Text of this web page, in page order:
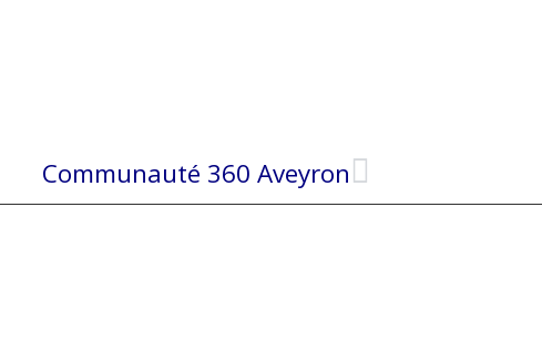
Communauté 360 Aveyron